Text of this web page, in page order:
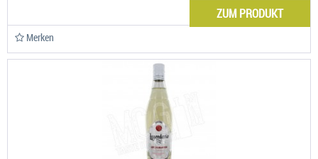
ZUM PRODUKT
Merken